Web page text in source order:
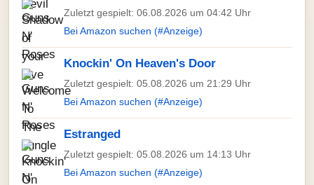
Zuletzt gespielt: 06.08.2026 um 04:42 Uhr
Bei Amazon suchen (#Anzeige)
Knockin' On Heaven's Door
Zuletzt gespielt: 05.08.2026 um 21:29 Uhr
Bei Amazon suchen (#Anzeige)
Estranged
Zuletzt gespielt: 05.08.2026 um 14:13 Uhr
Bei Amazon suchen (#Anzeige)